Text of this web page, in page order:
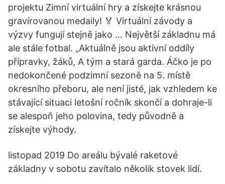
projektu Zimní virtuální hry a získejte krásnou
gravírovanou medaily! 🏅 Virtuální závody a
výzvy fungují stejně jako … Největší základnu má
ale stále fotbal. „Aktuálně jsou aktivní oddíly
přípravky, žáků, A tým a stará garda. Áčko je po
nedokončené podzimní sezoně na 5. místě
okresního přeboru, ale není jisté, jak vzhledem ke
stávající situaci letošní ročník skončí a dohraje-li
se alespoň jeho polovina, tedy původně a
získejte výhody.
listopad 2019 Do areálu bývalé raketové
základny v sobotu zavítalo několik stovek lidí.